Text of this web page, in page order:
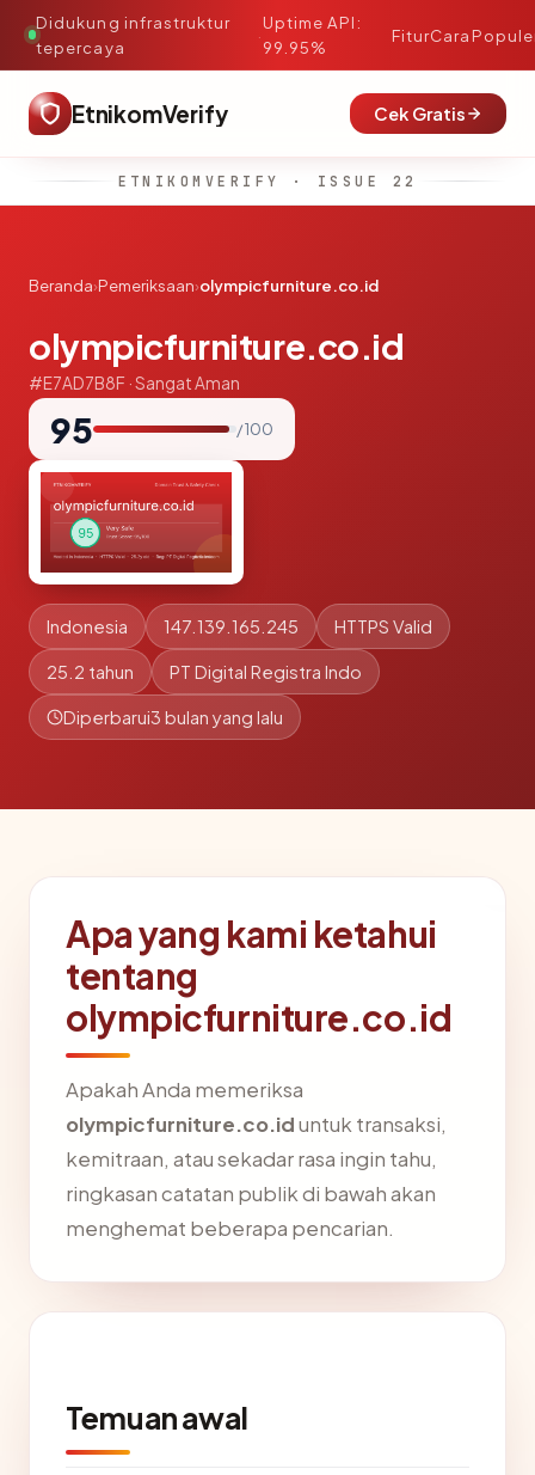
Didukung infrastruktur
tepercaya
·
Uptime API:
99.95%
FiturCara
EtnikomVerify Cek Gratis
ETNIKOMVERIFY · ISSUE 22
Beranda›Pemeriksaan›olympicfurniture.co.id
olympicfurniture.co.id
#E7AD7B8F · Sangat Aman
95 / 100
Indonesia 147.139.165.245 HTTPS Valid
25.2 tahun PT Digital Registra Indo
Diperbarui3 bulan yang lalu
Apa yang kami ketahui
tentang
olympicfurniture.co.id
Apakah Anda memeriksa
olympicfurniture.co.iduntuk transaksi,
kemitraan, atau sekadar rasa ingin tahu,
ringkasan catatan publik di bawah akan
menghemat beberapa pencarian.
Temuan awal